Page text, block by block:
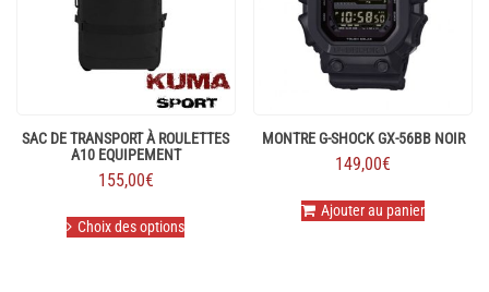
page
du
produit
SAC DE TRANSPORT À ROULETTES
A10 EQUIPEMENT
155,00€
Choix des optionsproduit
MONTRE G-SHOCK GX-56BB NOIR
149,00€
Ajouter au panier